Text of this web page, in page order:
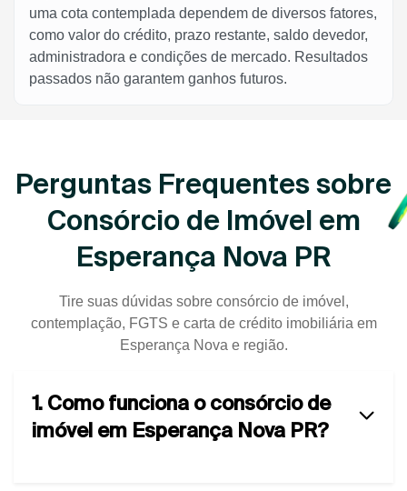
uma cota contemplada dependem de diversos fatores,
como valor do crédito, prazo restante, saldo devedor,
administradora e condições de mercado. Resultados
passados não garantem ganhos futuros.
Perguntas Frequentes sobre
Consórcio de Imóvel em
Esperança Nova PR
Tire suas dúvidas sobre consórcio de imóvel,
contemplação, FGTS e carta de crédito imobiliária em
Esperança Nova e região.
1. Como funciona o consórcio de
imóvel em Esperança Nova PR?